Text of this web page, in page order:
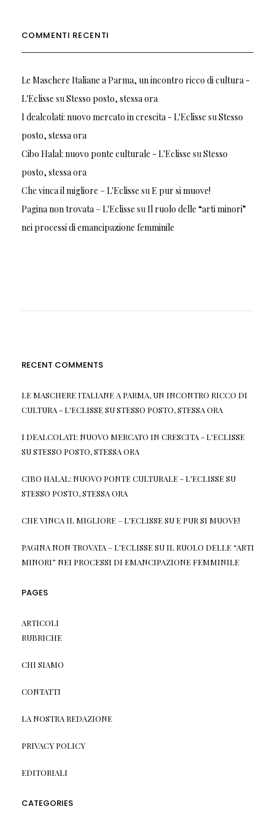
COMMENTI RECENTI
Le Maschere Italiane a Parma, un incontro ricco di cultura -
L'Eclisse suStesso posto, stessa ora
I dealcolati: nuovo mercato in crescita - L'Eclisse suStesso
posto, stessa ora
Cibo Halal: nuovo ponte culturale - L'Eclisse suStesso
posto, stessa ora
Che vinca il migliore – L'Eclisse suE pur si muove!
Pagina non trovata – L'Eclisse suIl ruolo delle “arti minori”
nei processi di emancipazione femminile
RECENT COMMENTS
LE MASCHERE ITALIANE A PARMA, UN INCONTRO RICCO DI
CULTURA - L'ECLISSESUSTESSO POSTO, STESSA ORA
I DEALCOLATI: NUOVO MERCATO IN CRESCITA - L'ECLISSE
SUSTESSO POSTO, STESSA ORA
CIBO HALAL: NUOVO PONTE CULTURALE - L'ECLISSESU
STESSO POSTO, STESSA ORA
CHE VINCA IL MIGLIORE – L'ECLISSESU E PUR SI MUOVE!
PAGINA NON TROVATA – L'ECLISSESU IL RUOLO DELLE “ARTI
MINORI” NEI PROCESSI DI EMANCIPAZIONE FEMMINILE
PAGES
ARTICOLI
RUBRICHE
CHI SIAMO
CONTATTI
LA NOSTRA REDAZIONE
PRIVACY POLICY
EDITORIALI
CATEGORIES